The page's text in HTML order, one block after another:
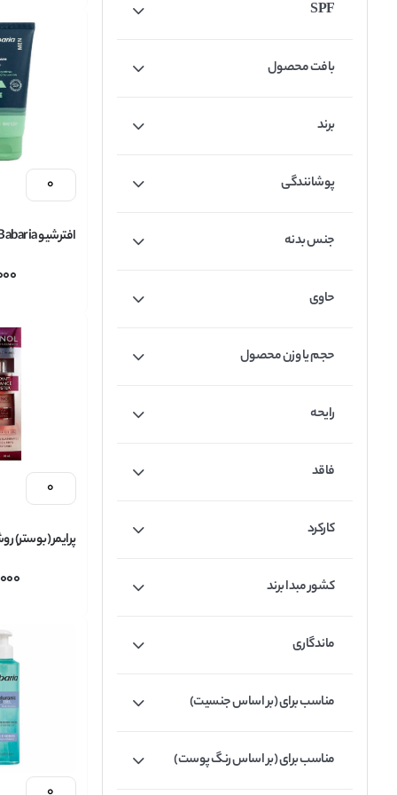
SPF
بافت محصول
برند
پوشانندگی
جنس بدنه
حاوی
حجم یا وزن محصول
رایحه
فاقد
کارکرد
کشور مبدا برند
ماندگاری
مناسب برای (بر اساس جنسیت)
مناسب برای (بر اساس رنگ پوست)
پرایمر (بوستر)
RADIANCE